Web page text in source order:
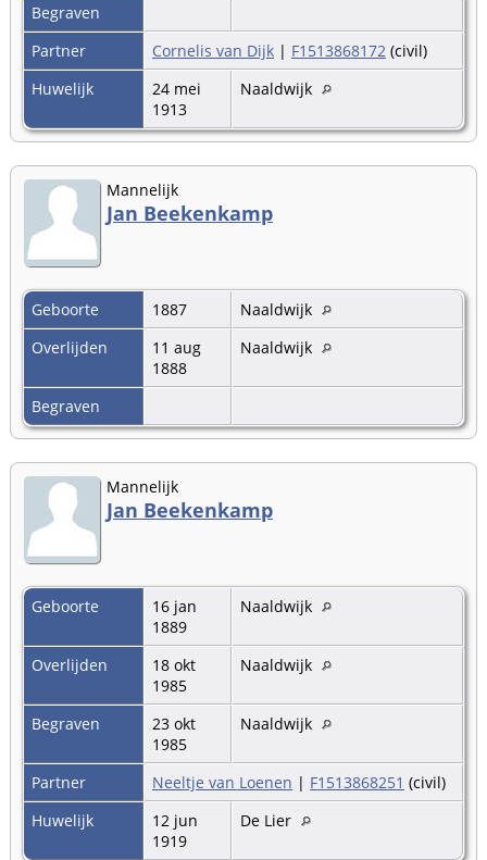
Begraven
Partner
Cornelis van Dijk | F1513868172 (civil)
Huwelijk
24 mei
1913
Naaldwijk
Mannelijk
Jan Beekenkamp
Geboorte 1887
Naaldwijk
Overlijden
11 aug
1888
Naaldwijk
Begraven
Mannelijk
Jan Beekenkamp
Geboorte
16 jan
1889
Naaldwijk
Overlijden
18 okt
1985
Naaldwijk
Begraven
23 okt
1985
Naaldwijk
Partner Neeltje van Loenen | F1513868251 (civil)
Huwelijk
12 jun
1919
De Lier